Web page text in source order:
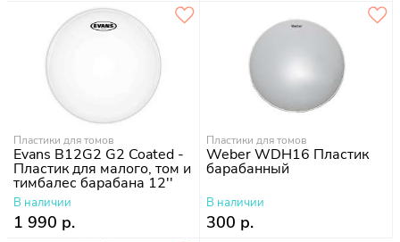
Пластики для томов
Еvans B12G2 G2 Coated -
Пластик для малого, том и
тимбалес барабана 12''
В наличии
1 990 р.
Пластики для томов
Weber WDH16 Пластик
барабанный
В наличии
300 р.